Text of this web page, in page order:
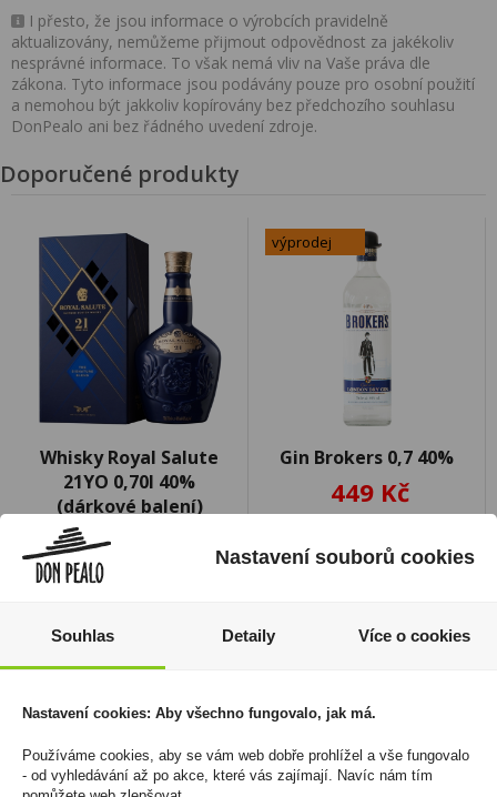
I přesto, že jsou informace o výrobcích pravidelně
aktualizovány, nemůžeme přijmout odpovědnost za jakékoliv
nesprávné informace. To však nemá vliv na Vaše práva dle
zákona. Tyto informace jsou podávány pouze pro osobní použití
a nemohou být jakkoliv kopírovány bez předchozího souhlasu
DonPealo ani bez řádného uvedení zdroje.
Doporučené produkty
Whisky Royal Salute
21YO 0,70l 40%
(dárkové balení)
3 349 Kč
Cena za:
výprodej
Gin Brokers 0,7 40%
449 Kč
Skladem:
5 - 50 ks
Nastavení souborů cookies
Souhlas Detaily Více o cookies
Nastavení cookies: Aby všechno fungovalo, jak má.
Používáme cookies, aby se vám web dobře prohlížel a vše fungovalo
- od vyhledávání až po akce, které vás zajímají. Navíc nám tím